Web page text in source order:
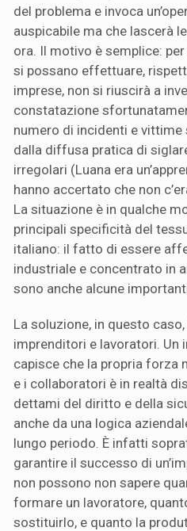
del problema e invoca
auspicabile ma che lascerà
ora. Il motivo è semplice:
si possano effettuare,
imprese, non si riuscirà a
constatazione
numero di incidenti e vittime
dalla diffusa pratica di
irregolari (Luana era
hanno accertato che non
La situazione è in qualche
principali specificità del
italiano: il fatto di essere
industriale e concentrato in
sono anche alcune
La soluzione, in questo
imprenditori e lavoratori. Un
capisce che la propria forza
e i collaboratori è in realtà
dettami del diritto e della
anche da una logica
lungo periodo. È infatti
garantire il successo di
non possono non sapere
formare un lavoratore,
sostituirlo, e quanto la